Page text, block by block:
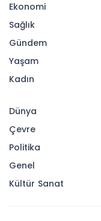
Ekonomi
Sağlık
Gündem
Yaşam
Kadın
Dünya
Çevre
Politika
Genel
Kültür Sanat